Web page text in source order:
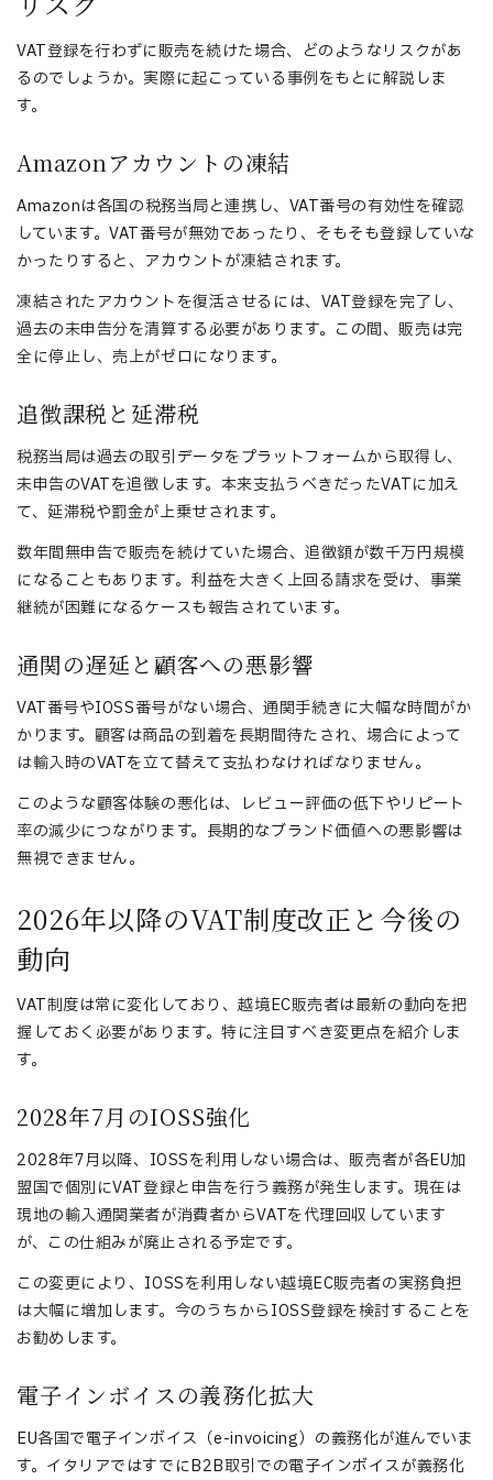
VAT登録を行わずに販売を続けた場合、どのようなリスクがあ
るのでしょうか。実際に起こっている事例をもとに解説しま
す。
Amazonアカウントの凍結
Amazonは各国の税務当局と連携し、VAT番号の有効性を確認
しています。VAT番号が無効であったり、そもそも登録していな
かったりすると、アカウントが凍結されます。
凍結されたアカウントを復活させるには、VAT登録を完了し、
過去の未申告分を清算する必要があります。この間、販売は完
全に停止し、売上がゼロになります。
追徴課税と延滞税
税務当局は過去の取引データをプラットフォームから取得し、
未申告のVATを追徴します。本来支払うべきだったVATに加え
て、延滞税や罰金が上乗せされます。
数年間無申告で販売を続けていた場合、追徴額が数千万円規模
になることもあります。利益を大きく上回る請求を受け、事業
継続が困難になるケースも報告されています。
通関の遅延と顧客への悪影響
VAT番号やIOSS番号がない場合、通関手続きに大幅な時間がか
かります。顧客は商品の到着を長期間待たされ、場合によって
は輸入時のVATを立て替えて支払わなければなりません。
このような顧客体験の悪化は、レビュー評価の低下やリピート
率の減少につながります。長期的なブランド価値への悪影響は
無視できません。
2026年以降のVAT制度改正と今後の
動向
VAT制度は常に変化しており、越境EC販売者は最新の動向を把
握しておく必要があります。特に注目すべき変更点を紹介しま
す。
2028年7月のIOSS強化
2028年7月以降、IOSSを利用しない場合は、販売者が各EU加
盟国で個別にVAT登録と申告を行う義務が発生します。現在は
現地の輸入通関業者が消費者からVATを代理回収しています
が、この仕組みが廃止される予定です。
この変更により、IOSSを利用しない越境EC販売者の実務負担
は大幅に増加します。今のうちからIOSS登録を検討することを
お勧めします。
電子インボイスの義務化拡大
EU各国で電子インボイス（e-invoicing）の義務化が進んでいま
す。イタリアではすでにB2B取引での電子インボイスが義務化